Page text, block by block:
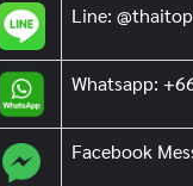
Line:
Whatsapp:
Facebook